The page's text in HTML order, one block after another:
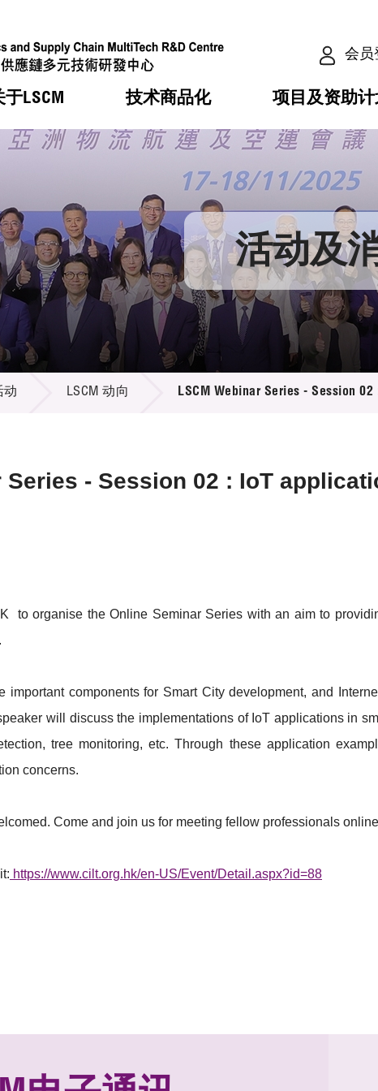
会员
于LSCM
机构简介
组织架构
组织架构
董事局
研究顾问
招标通告
技术商品化
服务
可获授权之技术
应用于公共服务之创新技术
重点项目
项目及资助计
合作计划
资助计划
资助计划
税务优惠
申请
评审
征求研发项目计划书
项目资料库
活动
奖项
新闻中心
媒体报导
新闻稿
资讯中心
多媒体
出版刊物
会籍及服务
会员列表
会员登入 活动及
动 LSCM 动向 LSCM Webinar Series - Session
Series - Session 02 : IoT
to organise the Online Seminar Series with an aim to
important components for Smart City development, and
will discuss the implementations of IoT applications in
tree monitoring, etc. Through these application
concerns.
Come and join us for meeting fellow professionals
https://www.cilt.org.hk/en-US/Event/Detail.aspx?id=88